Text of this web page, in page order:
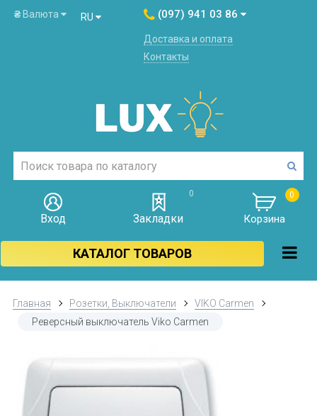
₴ Валюта RU (097) 941 03 86
Доставка и оплата
Контакты
Вход
0
Закладки
0
Корзина
КАТАЛОГ ТОВАРОВ
Главная Розетки, Выключатели
VIKO Carmen
Реверсный выключатель Viko Carmen